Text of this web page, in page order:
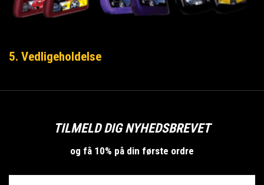
5. Vedligeholdelse
TILMELD DIG NYHEDSBREVET
og få 10% på din første ordre